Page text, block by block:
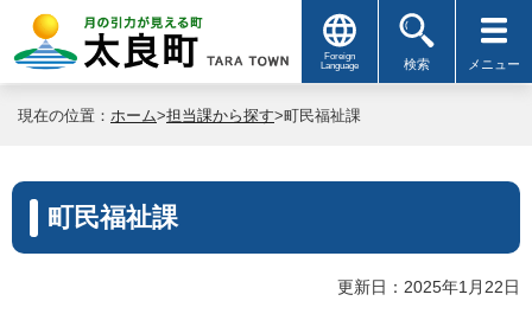
Foreign
Language
検索 メニュー
現在の位置： ホーム>担当課から探す>町民福祉課
町民福祉課
更新日：2025年1月22日